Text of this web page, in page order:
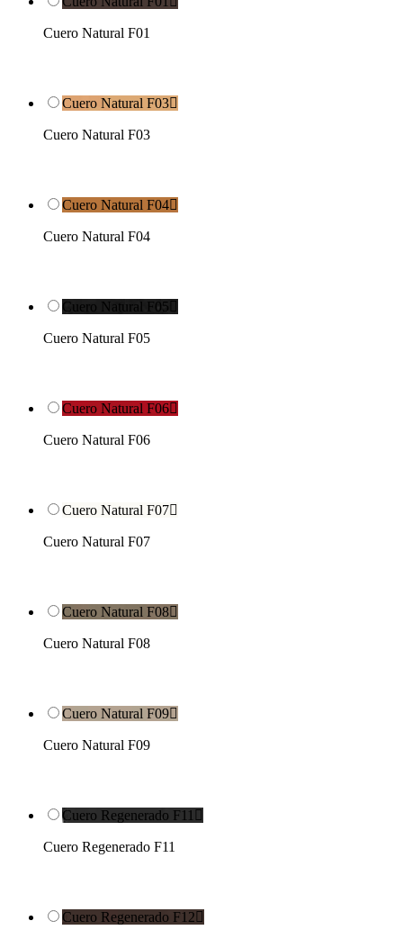
Cuero Natural F01
Cuero Natural F03
Cuero Natural F03
Cuero Natural F04
Cuero Natural F04
Cuero Natural F05 
Cuero Natural F05
Cuero Natural F06
Cuero Natural F06
Cuero Natural F07
Cuero Natural F07
Cuero Natural F08
Cuero Natural F08
Cuero Natural F09
Cuero Natural F09
Cuero Regenerado F11 
Cuero Regenerado F11
Cuero Regenerado F12